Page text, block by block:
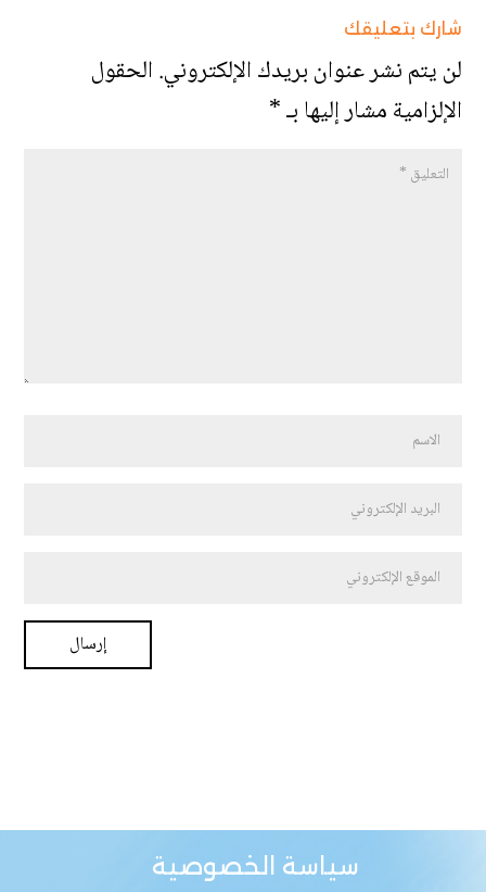
شارك بتعليقك
لن يتم نشر عنوان بريدك الإلكتروني.الحقول
الإلزامية مشار إليها بـ*
سياسة الخصوصية